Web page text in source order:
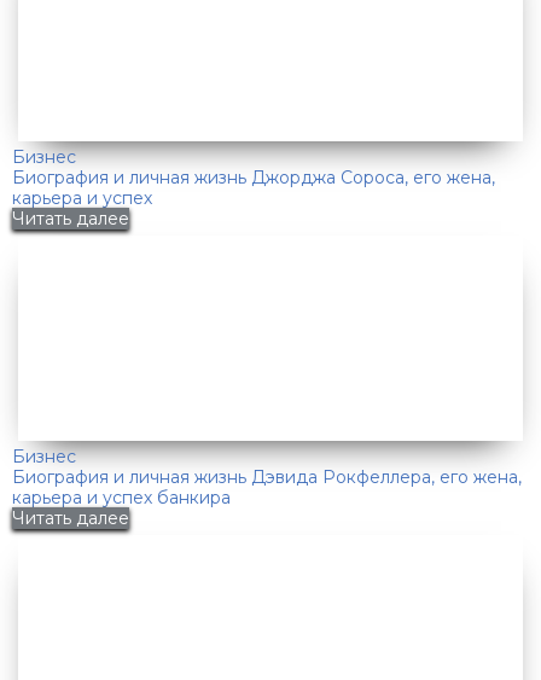
Бизнес
Биография и личная жизнь Джорджа Сороса, его жена,
карьера и успех
Читать далее
Бизнес
Биография и личная жизнь Дэвида Рокфеллера, его жена,
карьера и успех банкира
Читать далее